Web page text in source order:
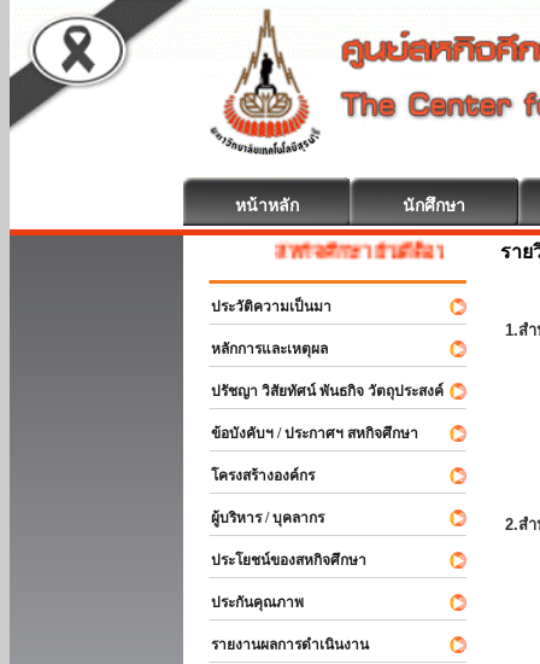
หน้าหลัก นักศึกษา
สหกิจศึกษา ยินดีต้อนรับ
ประวัติความเป็นมา
หลักการและเหตุผล
ปรัชญา วิสัยทัศน์ พันธกิจ วัตถุประสงค์
ข้อบังคับฯ / ประกาศฯ สหกิจศึกษา
โครงสร้างองค์กร
ผู้บริหาร / บุคลากร
ประโยชน์ของสหกิจศึกษา
ประกันคุณภาพ
รายงานผลการดำเนินงาน
ราย
1.ส
2.ส